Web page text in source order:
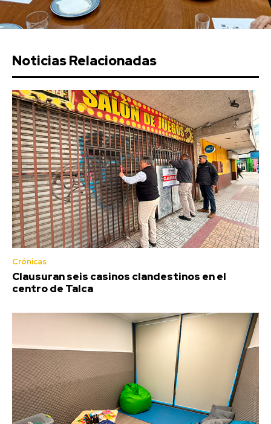
Noticias Relacionadas
Crónicas
Clausuran seis casinos clandestinos en el
centro de Talca